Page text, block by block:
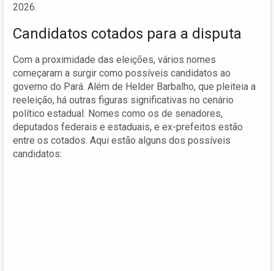
2026.
Candidatos cotados para a disputa
Com a proximidade das eleições, vários nomes
começaram a surgir como possíveis candidatos ao
governo do Pará. Além de Helder Barbalho, que pleiteia a
reeleição, há outras figuras significativas no cenário
político estadual. Nomes como os de senadores,
deputados federais e estaduais, e ex-prefeitos estão
entre os cotados. Aqui estão alguns dos possíveis
candidatos: